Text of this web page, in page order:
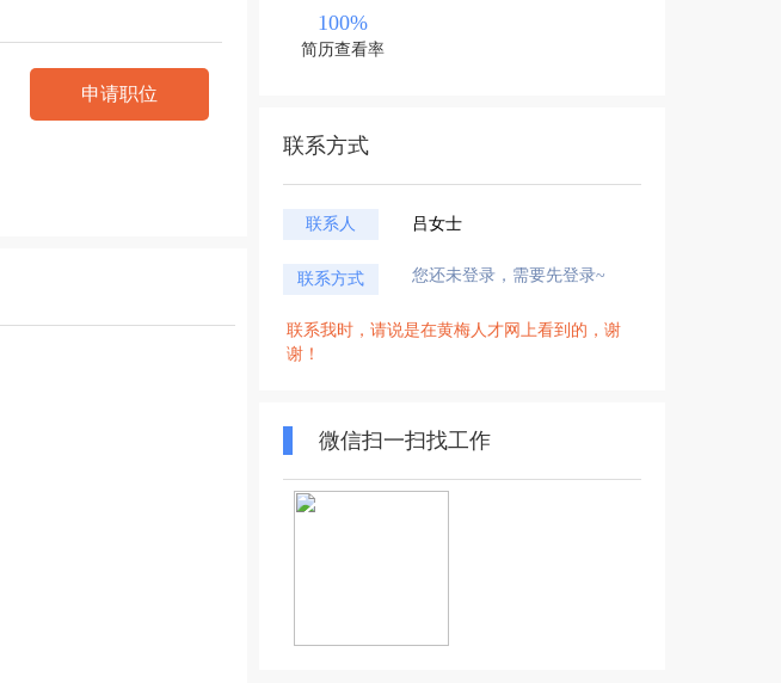
申请职位
100%
简历查看率
联系方式
联系人 吕女士
联系方式 您还未登录，需要先登录~
联系我时，请说是在黄梅人才网上看到的，谢
谢！
微信扫一扫找工作